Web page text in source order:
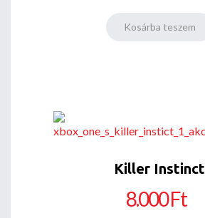
Killer Instinct
8.000 Ft